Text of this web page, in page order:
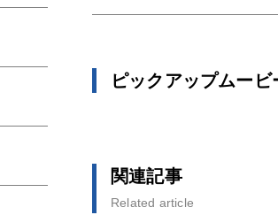
ピックアップムービ
関連記事
Related article